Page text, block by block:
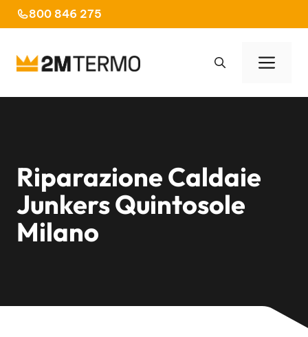
al
800 846 275
Riparazione Caldaie
Junkers Quintosole
Milano